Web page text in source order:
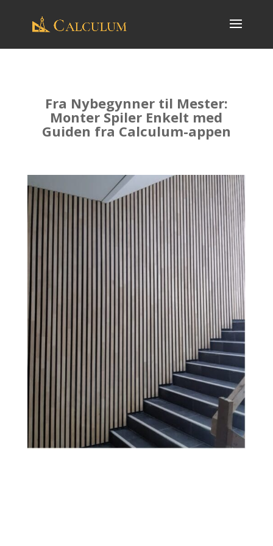
Fra Nybegynner til Mester:
Monter Spiler Enkelt med
Guiden fra Calculum-appen